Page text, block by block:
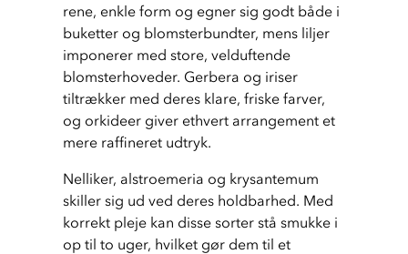
rene, enkle form og egner sig godt både i
buketter og blomsterbundter, mens liljer
imponerer med store, velduftende
blomsterhoveder. Gerbera og iriser
tiltrækker med deres klare, friske farver,
og orkideer giver ethvert arrangement et
mere raffineret udtryk.
Nelliker, alstroemeria og krysantemum
skiller sig ud ved deres holdbarhed. Med
korrekt pleje kan disse sorter stå smukke i
op til to uger, hvilket gør dem til et